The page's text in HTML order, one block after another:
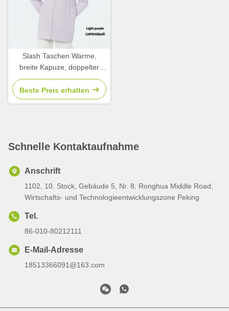
Slash Taschen Warme,
breite Kapuze, doppelter
Reißverschluss, stilvolle,
leichte, gepolsterte Jacke.
Beste Preis erhalten
Schnelle Kontaktaufnahme
Anschrift
1102, 10. Stock, Gebäude 5, Nr. 8, Ronghua Middle Road,
Wirtschafts- und Technologieentwicklungszone Peking
Tel.
86-010-80212111
E-Mail-Adresse
18513366091@163.com